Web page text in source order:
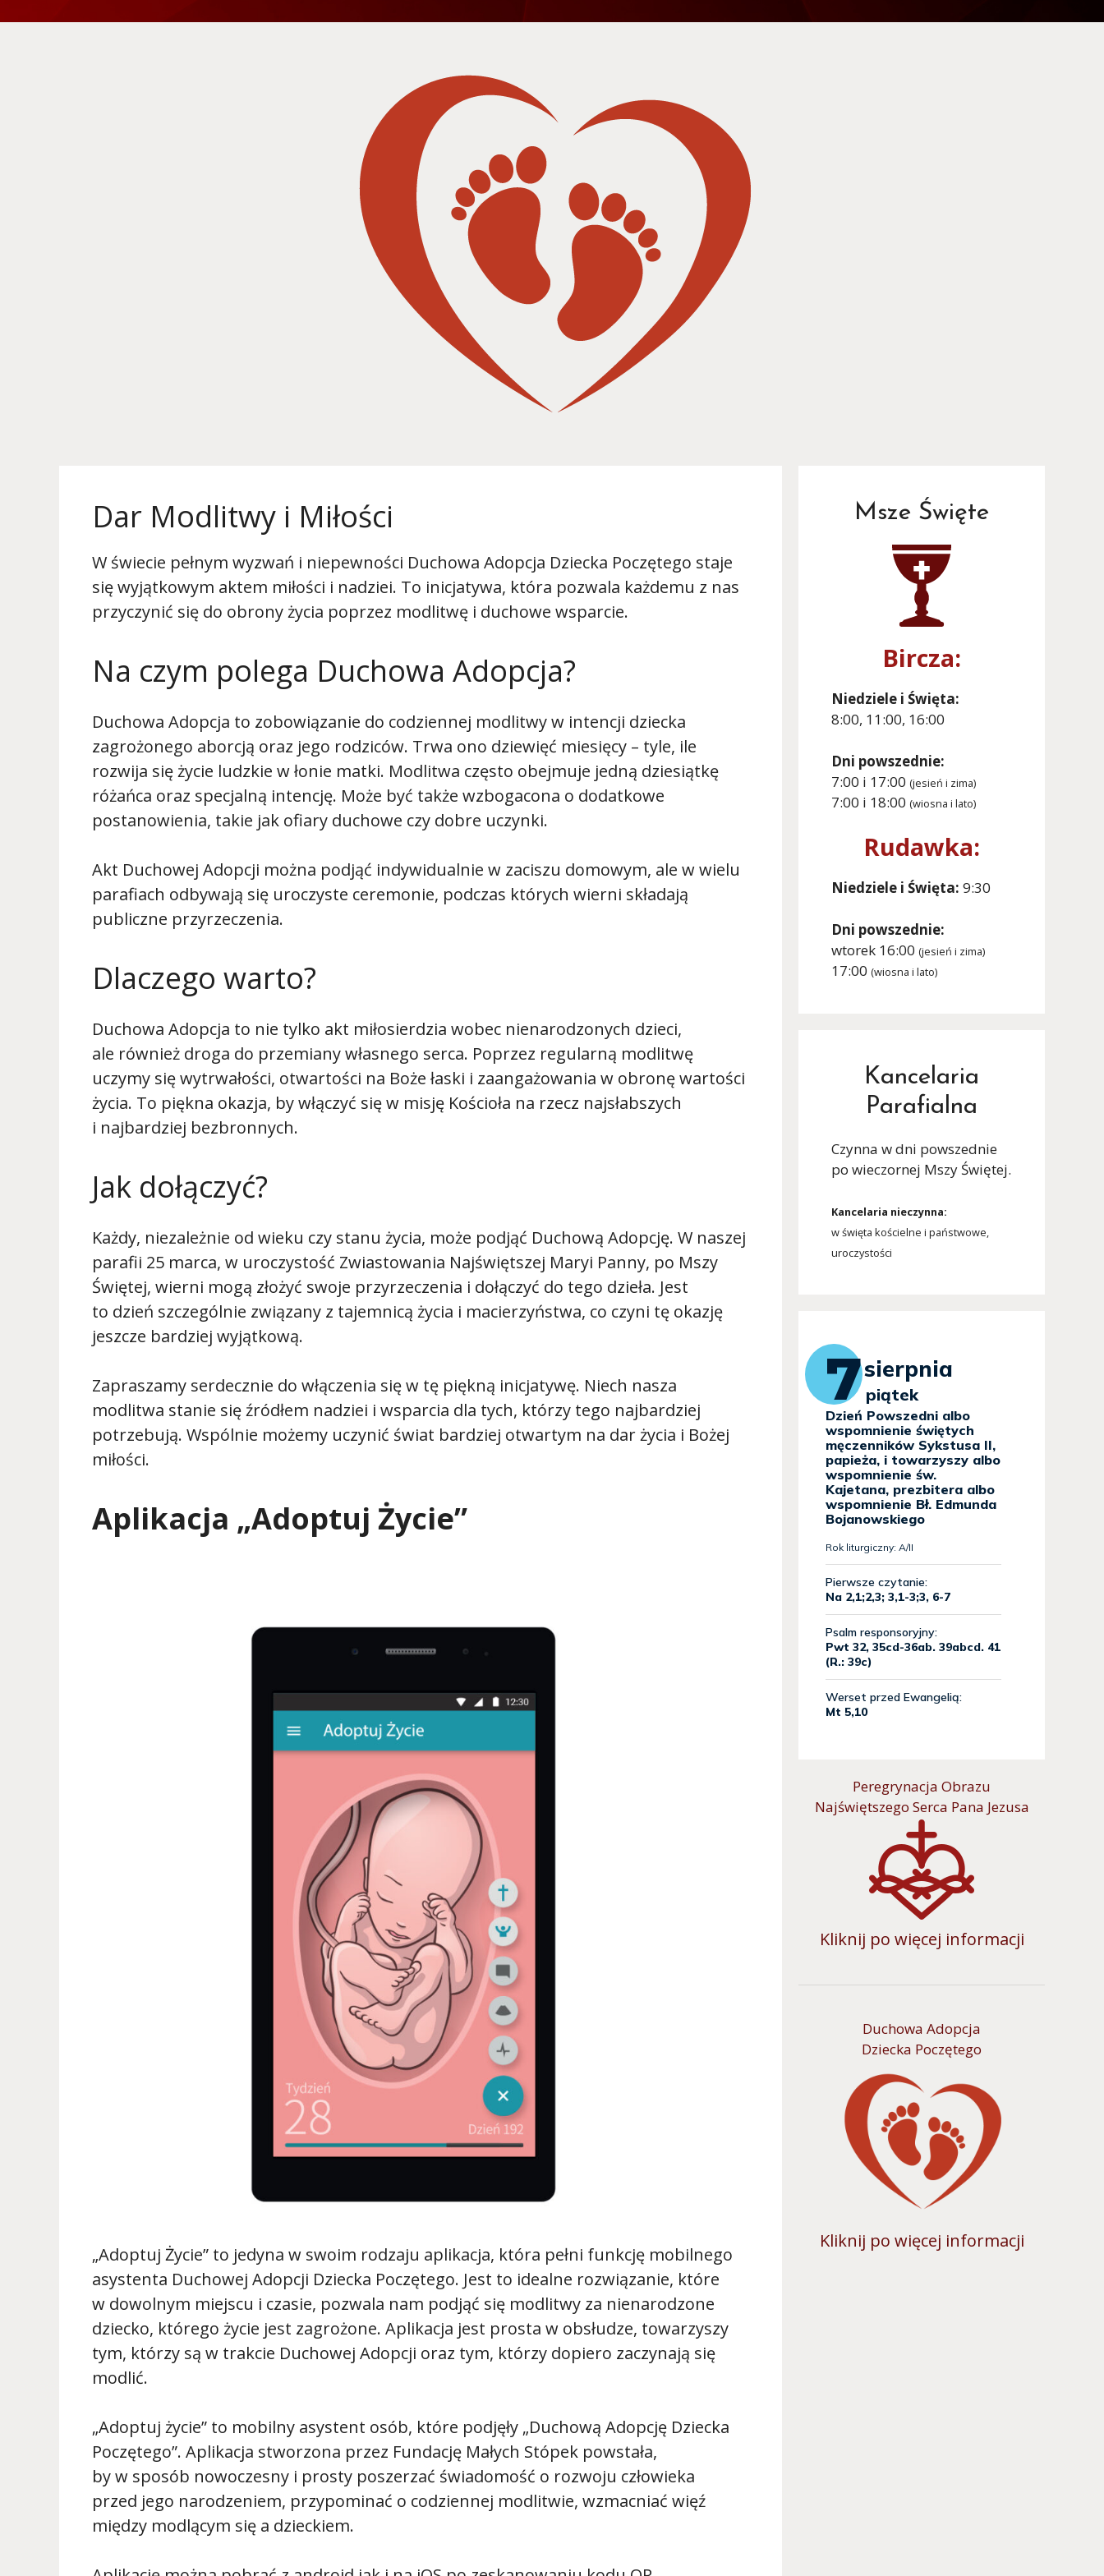
Dar Modlitwy i Miłości
W świecie pełnym wyzwań i niepewności Duchowa Adopcja Dziecka Poczętego staje
się wyjątkowym aktem miłości i nadziei. To inicjatywa, która pozwala każdemu z nas
przyczynić się do obrony życia poprzez modlitwę i duchowe wsparcie.
Na czym polega Duchowa Adopcja?
Duchowa Adopcja to zobowiązanie do codziennej modlitwy w intencji dziecka
zagrożonego aborcją oraz jego rodziców. Trwa ono dziewięć miesięcy – tyle, ile
rozwija się życie ludzkie w łonie matki. Modlitwa często obejmuje jedną dziesiątkę
różańca oraz specjalną intencję. Może być także wzbogacona o dodatkowe
postanowienia, takie jak ofiary duchowe czy dobre uczynki.
Akt Duchowej Adopcji można podjąć indywidualnie w zaciszu domowym, ale w wielu
parafiach odbywają się uroczyste ceremonie, podczas których wierni składają
publiczne przyrzeczenia.
Dlaczego warto?
Duchowa Adopcja to nie tylko akt miłosierdzia wobec nienarodzonych dzieci,
ale również droga do przemiany własnego serca. Poprzez regularną modlitwę
uczymy się wytrwałości, otwartości na Boże łaski i zaangażowania w obronę wartości
życia. To piękna okazja, by włączyć się w misję Kościoła na rzecz najsłabszych
i najbardziej bezbronnych.
Jak dołączyć?
Każdy, niezależnie od wieku czy stanu życia, może podjąć Duchową Adopcję. W naszej
parafii 25 marca, w uroczystość Zwiastowania Najświętszej Maryi Panny, po Mszy
Świętej, wierni mogą złożyć swoje przyrzeczenia i dołączyć do tego dzieła. Jest
to dzień szczególnie związany z tajemnicą życia i macierzyństwa, co czyni tę okazję
jeszcze bardziej wyjątkową.
Zapraszamy serdecznie do włączenia się w tę piękną inicjatywę. Niech nasza
modlitwa stanie się źródłem nadziei i wsparcia dla tych, którzy tego najbardziej
potrzebują. Wspólnie możemy uczynić świat bardziej otwartym na dar życia i Bożej
miłości.
Aplikacja „Adoptuj Życie”
„Adoptuj Życie” to jedyna w swoim rodzaju aplikacja, która pełni funkcję mobilnego
asystenta Duchowej Adopcji Dziecka Poczętego. Jest to idealne rozwiązanie, które
w dowolnym miejscu i czasie, pozwala nam podjąć się modlitwy za nienarodzone
dziecko, którego życie jest zagrożone. Aplikacja jest prosta w obsłudze, towarzyszy
tym, którzy są w trakcie Duchowej Adopcji oraz tym, którzy dopiero zaczynają się
modlić.
„Adoptuj życie” to mobilny asystent osób, które podjęły „Duchową Adopcję Dziecka
Poczętego”. Aplikacja stworzona przez Fundację Małych Stópek powstała,
by w sposób nowoczesny i prosty poszerzać świadomość o rozwoju człowieka
przed jego narodzeniem, przypominać o codziennej modlitwie, wzmacniać więź
między modlącym się a dzieckiem.
Msze Święte
Bircza:
Niedziele i Święta:
8:00, 11:00, 16:00
Dni powszednie:
7:00 i 17:00 (jesień i zima)
7:00 i 18:00 (wiosna i lato)
Rudawka:
Niedziele i Święta: 9:30
Dni powszednie:
wtorek 16:00 (jesień i zima)
17:00 (wiosna i lato)
Kancelaria
Parafialna
Czynna w dni powszednie
po wieczornej Mszy Świętej.
Kancelaria nieczynna:
w święta kościelne i państwowe,
uroczystości
Peregrynacja Obrazu
Najświętszego Serca Pana Jezusa
Kliknij po więcej informacji
Duchowa Adopcja
Dziecka Poczętego
Kliknij po więcej informacji